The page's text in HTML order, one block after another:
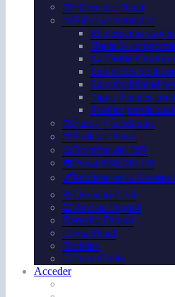
⚖️+Derecho Penal
⚖️Fallos comentados
El elemento
Hacia la
La Doble
Los vicios de
La culpabilidad
Tipos Penales
Prisión provisional
⚖️Fallos Vínculantes
⚖️PodCast Penal
⚖️Doctrina del MP.
💲Penal PREMIUM
🖊️Publicar en la Revista
📖Derecho Civil
📖Revista Digital
Derecho Digital
Trivia Penal
Noticias
Gómez Grillo
Acceder